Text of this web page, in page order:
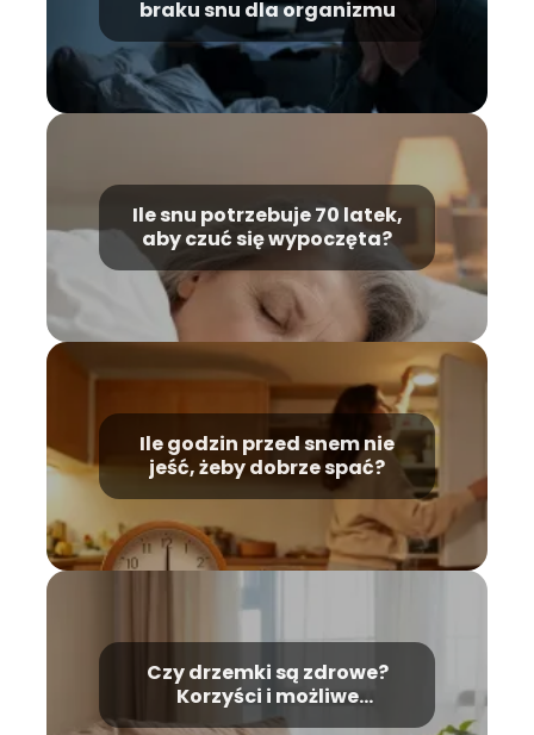
braku snu dla organizmu
Ile snu potrzebuje 70 latek,
aby czuć się wypoczęta?
Ile godzin przed snem nie
jeść, żeby dobrze spać?
Czy drzemki są zdrowe?
Korzyści i możliwe
zagrożenia